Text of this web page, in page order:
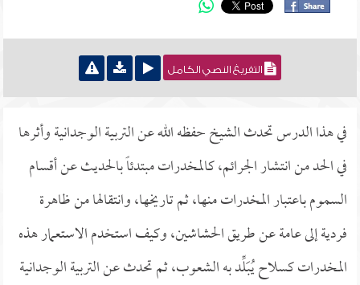
التفريغ النصي الكامل
في هذا الدرس تحدث الشيخ حفظه الله عن التربية الوجدانية وأثرها
في الحد من انتشار الجرائم، كالمخدرات مبتدئاً بالحديث عن أقسام
السموم باعتبار المخدرات منها، ثم تاريخها، وانتقالها من ظاهرة
فردية إلى عامة عن طريق الحشاشين، وكيف استخدم الاستعمار هذه
المخدرات كسلاح يُبَلِّد به الشعوب، ثم تحدث عن التربية الوجدانية